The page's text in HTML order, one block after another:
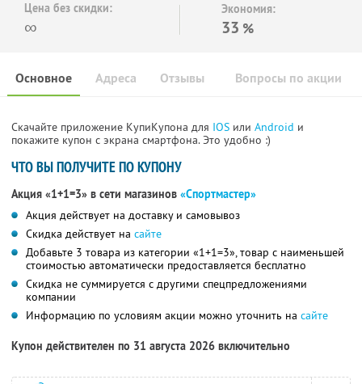
Цена без скидки:
∞
Экономия:
33 %
Основное Отзывы Вопросы по акции
Адреса
Скачайте приложение КупиКупона для IOS или Android и
покажите купон с экрана смартфона. Это удобно :)
ЧТО ВЫ ПОЛУЧИТЕ ПО КУПОНУ
Акция «1+1=3» в сети магазинов «Спортмастер»
Акция действует на доставку и самовывоз
Скидка действует на сайте
Добавьте 3 товара из категории «1+1=3», товар с наименьшей
стоимостью автоматически предоставляется бесплатно
Скидка не суммируется с другими спецпредложениями
компании
Информацию по условиям акции можно уточнить на сайте
Купон действителен по 31 августа 2026 включительно